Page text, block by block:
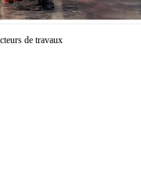
de travaux